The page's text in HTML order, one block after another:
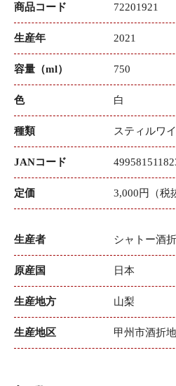
商品コード 72201921
生産年 2021
容量（ml） 750
色 白
種類 スティルワ
JANコード
定価 3,000円（税
生産者 シャトー酒
原産国 日本
生産地方 山梨
生産地区 甲州市酒折